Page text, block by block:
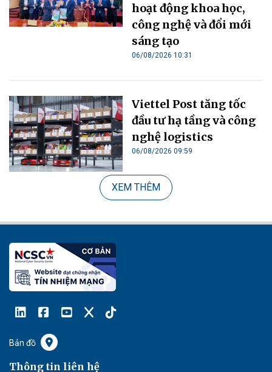
hoạt động khoa học,
công nghệ và đổi mới
sáng tạo
06/08/2026 10:31
Viettel Post tăng tốc
đầu tư hạ tầng và công
nghệ logistics
06/08/2026 09:59
XEM THÊM
Bản đồ
Thông tin liên hệ